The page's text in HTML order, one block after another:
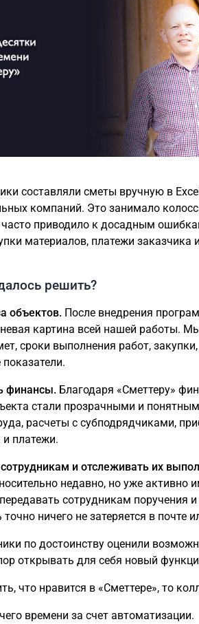
компаний. Это занимало
решить?
объектов. После внедрения
картина всей нашей работы.
сроки выполнения работ,
финансы. Благодаря «Сметтеру»
стали прозрачными и
расчеты с субподрядчиками,
и платежи.
и отслеживать их
недавно, но уже активно
сотрудникам поручения и
ничего не затеряется в почте
открывать для себя новый
подытожить, что нравится в «Сметтере», то
времени за счет автоматизации.